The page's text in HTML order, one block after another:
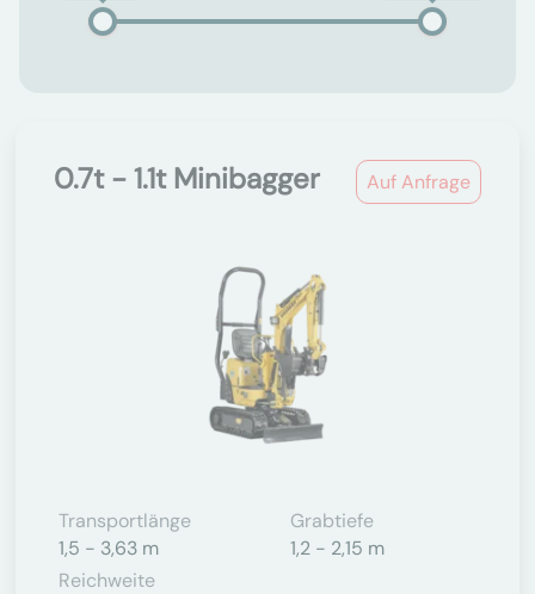
Auf Anfrage
0.7t - 1.1t Minibagger
Transportlänge
1,5 - 3,63 m
Grabtiefe
1,2 - 2,15 m
Reichweite